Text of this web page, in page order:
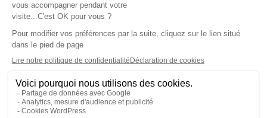
Téléchargez l'application
Les cookies
Gestion des cookies
Crédit photos : ©Sud Radio / Pierre Olivier